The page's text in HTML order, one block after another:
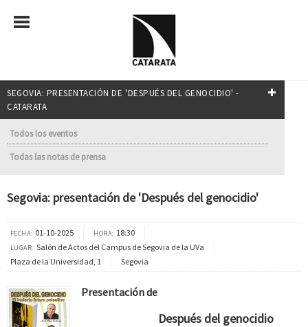
SEGOVIA: PRESENTACIÓN DE 'DESPUÉS DEL GENOCIDIO' -
CATARATA
Todos los eventos
Todas las notas de prensa
Segovia: presentación de 'Después del genocidio'
FECHA: 01-10-2025 HORA: 18:30
LUGAR: Salón de Actos del Campus de Segovia de la UVa
Plaza de la Universidad, 1
Segovia
Presentación de
Después del genocidio